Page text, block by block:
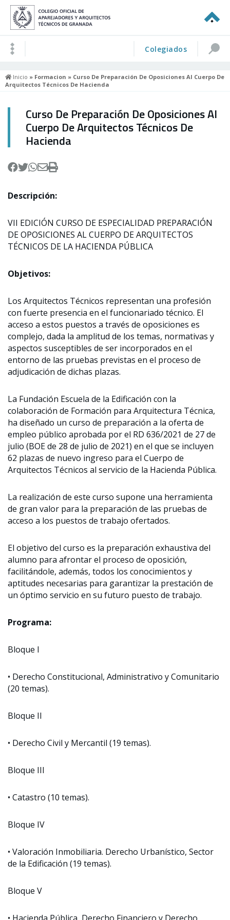
Colegiados
Inicio » Formacion » Curso De Preparación De Oposiciones Al Cuerpo De
Arquitectos Técnicos De Hacienda
Curso De Preparación De Oposiciones Al
Cuerpo De Arquitectos Técnicos De
Hacienda
Descripción:
VII EDICIÓN CURSO DE ESPECIALIDAD PREPARACIÓN
DE OPOSICIONES AL CUERPO DE ARQUITECTOS
TÉCNICOS DE LA HACIENDA PÚBLICA
Objetivos:
Los Arquitectos Técnicos representan una profesión
con fuerte presencia en el funcionariado técnico. El
acceso a estos puestos a través de oposiciones es
complejo, dada la amplitud de los temas, normativas y
aspectos susceptibles de ser incorporados en el
entorno de las pruebas previstas en el proceso de
adjudicación de dichas plazas.
La Fundación Escuela de la Edificación con la
colaboración de Formación para Arquitectura Técnica,
ha diseñado un curso de preparación a la oferta de
empleo público aprobada por el RD 636/2021 de 27 de
julio (BOE de 28 de julio de 2021) en el que se incluyen
62 plazas de nuevo ingreso para el Cuerpo de
Arquitectos Técnicos al servicio de la Hacienda Pública.
La realización de este curso supone una herramienta
de gran valor para la preparación de las pruebas de
acceso a los puestos de trabajo ofertados.
El objetivo del curso es la preparación exhaustiva del
alumno para afrontar el proceso de oposición,
facilitándole, además, todos los conocimientos y
aptitudes necesarias para garantizar la prestación de
un óptimo servicio en su futuro puesto de trabajo.
Programa:
Bloque I
• Derecho Constitucional, Administrativo y Comunitario
(20 temas).
Bloque II
• Derecho Civil y Mercantil (19 temas).
Bloque III
• Catastro (10 temas).
Bloque IV
• Valoración Inmobiliaria. Derecho Urbanístico, Sector
de la Edificación (19 temas).
Bloque V